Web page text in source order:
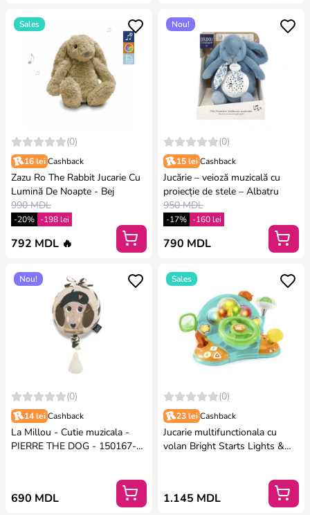
Sales
(0)
16 lei Cashback
Zazu Ro The Rabbit Jucarie Cu
Lumină De Noapte - Bej
990 MDL
-20% -198 lei
792 MDL 🔥
Nou!
(0)
15 lei Cashback
Jucărie – veioză muzicală cu
proiecție de stele – Albatru
950 MDL
-17% -160 lei
790 MDL
Nou!
(0)
14 lei Cashback
La Millou - Cutie muzicala -
PIERRE THE DOG - 150167-
690 MDL
Sales
(0)
23 lei Cashback
Jucarie multifunctionala cu
volan Bright Starts Lights &
1.145 MDL